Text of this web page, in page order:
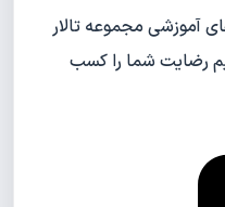
آموزشی مجموعه تالار
رضایت شما را کسب